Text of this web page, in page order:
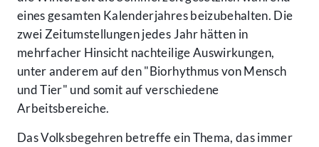
eines gesamten Kalenderjahres beizubehalten. Die
zwei Zeitumstellungen jedes Jahr hätten in
mehrfacher Hinsicht nachteilige Auswirkungen,
unter anderem auf den "Biorhythmus von Mensch
und Tier" und somit auf verschiedene
Arbeitsbereiche.
Das Volksbegehren betreffe ein Thema, das immer